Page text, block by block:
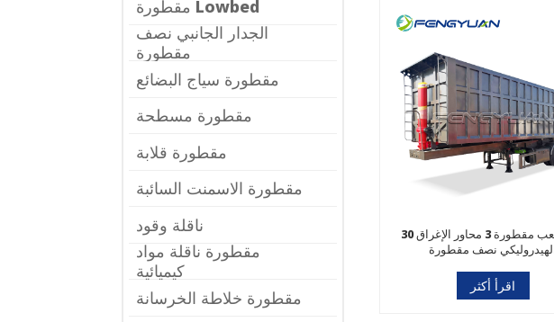
مقطورة Lowbed
الجدار الجانبي نصف
مقطورة
مقطورة سياج البضائع
مقطورة مسطحة
مقطورة قلابة
مقطورة الاسمنت السائبة
ناقلة وقود
مقطورة ناقلة مواد
كيميائية
مقطورة خلاطة الخرسانة
30 متر مكعب مقطورة 3 محاور الإغراق
نصف مقطورة
اقرأ أكثر